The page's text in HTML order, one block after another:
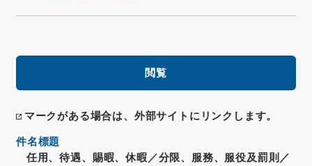
閲覧
マークがある場合は、外部サイトにリンクします。
件名標題
任用、待遇、賜暇、休暇／分限、服務、服役及罰則／